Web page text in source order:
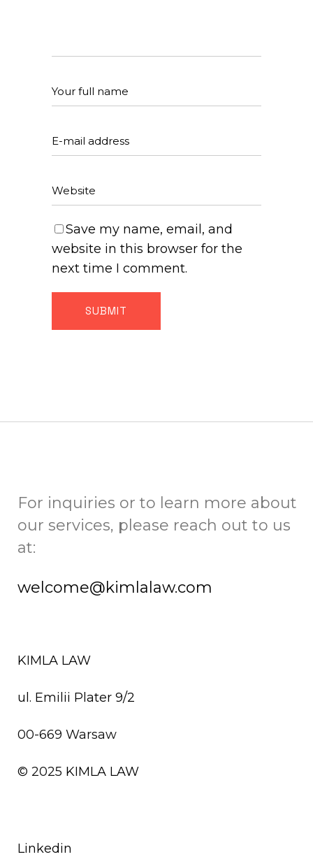
Save my name, email, and
website in this browser for the
next time I comment.
For inquiries or to learn more about
our services, please reach out to us
at:
welcome@kimlalaw.com
KIMLA LAW
ul. Emilii Plater 9/2
00-669 Warsaw
© 2025 KIMLA LAW
Linkedin